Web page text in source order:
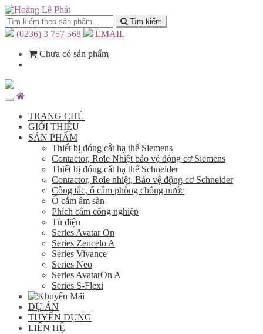
Tìm kiếm
(0236) 3 757 568
EMAIL
Chưa có sản phẩm
TRANG CHỦ
GIỚI THIỆU
SẢN PHẨM
Thiết bị đóng cắt hạ thế Siemens
Contactor, Rơle Nhiệt bảo vệ động cơ Siemens
Thiết bị đóng cắt hạ thế Schneider
Contactor, Rơle nhiệt, Bảo vệ động cơ Schneider
Công tắc, ổ cắm phòng chống nước
Ổ cắm âm sàn
Phích cắm công nghiệp
Tủ điện
Series Avatar On
Series Zencelo A
Series Vivance
Series Neo
Series AvatarOn A
Series S-Flexi
DỰ ÁN
TUYỂN DỤNG
LIÊN HỆ